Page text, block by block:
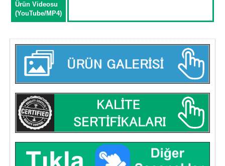
Ürün Videosu
(YouTube/MP4)